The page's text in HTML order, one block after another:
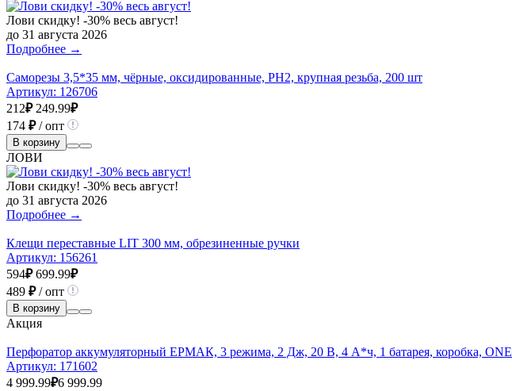
Лови скидку! -30% весь август!
до 31 августа 2026
Подробнее →
Саморезы 3,5*35 мм, чёрные, оксидированные, РН2, крупная резьба, 200 шт
Артикул: 126706
212₽ 249.99₽
174 ₽/ опт
В корзину
ЛОВИ
Лови скидку! -30% весь август!
до 31 августа 2026
Подробнее →
Клещи переставные LIT 300 мм, обрезиненные ручки
Артикул: 156261
594₽ 699.99₽
489 ₽/ опт
В корзину
Акция
Перфоратор аккумуляторный ЕРМАК, 3 режима, 2 Дж, 20 В, 4 А*ч, 1 батарея, коробка, ONE
Артикул: 171602
4 999.99₽6 999.99